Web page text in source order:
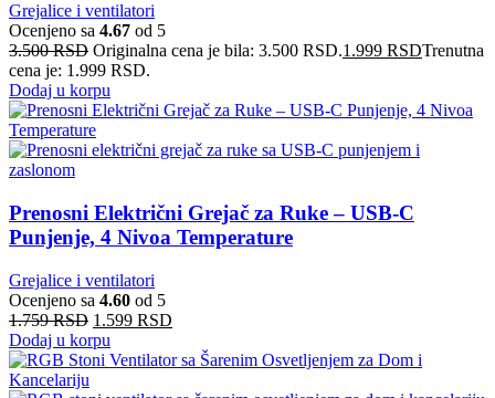
Grejalice i ventilatori
Ocenjeno sa 4.67 od 5
3.500RSD Originalna cena je bila: 3.500 RSD.1.999 RSDTrenutna
cena je: 1.999 RSD.
Dodaj u korpu
Prenosni Električni Grejač za Ruke – USB-C
Punjenje, 4 Nivoa Temperature
Grejalice i ventilatori
Ocenjeno sa 4.60 od 5
1.759RSD 1.599 RSD
Dodaj u korpu